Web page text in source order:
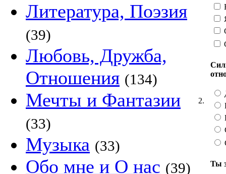
Литература, Поэзия
(39)
Любовь, Дружба,
Отношения (134)
Мечты и Фантазии
(33)
Музыка (33)
Обо мне и О нас (39)
2.
Ты